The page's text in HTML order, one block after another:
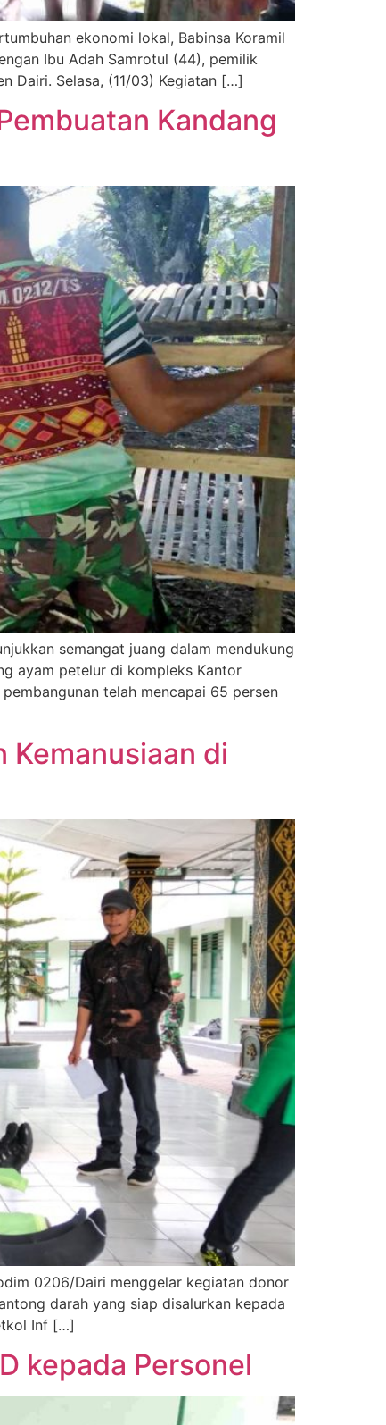
ekonomi lokal, Babinsa Koramil
Ibu Adah Samrotul (44), pemilik
Dairi. Selasa, (11/03) Kegiatan […]
Kandang
semangat juang dalam mendukung
ayam petelur di kompleks Kantor
telah mencapai 65 persen
Kemanusiaan di
0206/Dairi menggelar kegiatan donor
darah yang siap disalurkan kepada
Inf […]
kepada Personel